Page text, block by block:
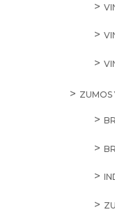
ZUMOS